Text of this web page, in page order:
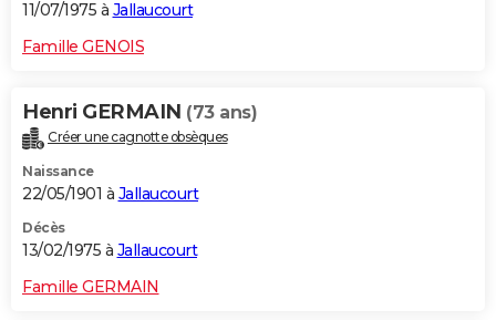
11/07/1975 à Jallaucourt
Famille GENOIS
Henri GERMAIN (73 ans)
Créer une cagnotte obsèques
Naissance
22/05/1901 à Jallaucourt
Décès
13/02/1975 à Jallaucourt
Famille GERMAIN